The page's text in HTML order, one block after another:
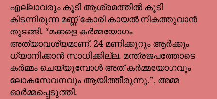
എല്ലാവരും കൂടി ആശ്രമത്തിൽ കൂടി
കിടന്നിരുന്ന മണ്ണ് കോരി കായൽ നികത്തുവാൻ
തുടങ്ങി. “മക്കളെ കർമ്മയോഗം
അത്യാവശ്യമാണ്. 24 മണിക്കൂറും ആർക്കും
ധ്യാനിക്കാൻ സാധിക്കില്ല. മന്ത്രജപത്തോടെ
കർമ്മം ചെയ്യുമ്പോൾ അത് കർമ്മയോഗവും
ലോകസേവനവും ആയിത്തീരുന്നു.”, അമ്മ
ഓർമ്മപ്പെടുത്തി.